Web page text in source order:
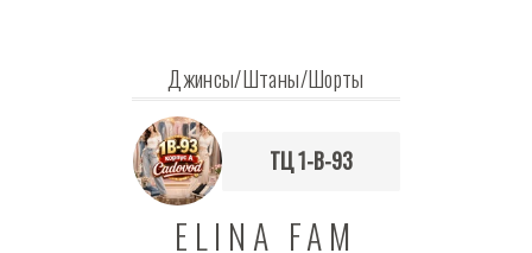
Джинсы/Штаны/Шорты
ТЦ 1-В-93
ELINA FAM